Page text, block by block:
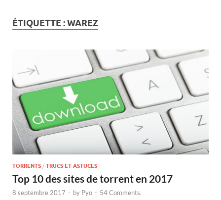
ÉTIQUETTE :WAREZ
TORRENTS / TRUCS ET ASTUCES
Top 10 des sites de torrent en 2017
8 septembre 2017 - by Pyo - 54 Comments.